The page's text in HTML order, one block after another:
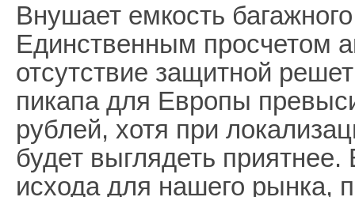
Внушает емкость
Единственным просчетом
отсутствие защитной
пикапа для Европы
рублей, хотя при
будет выглядеть приятнее.
исхода для нашего рынка,